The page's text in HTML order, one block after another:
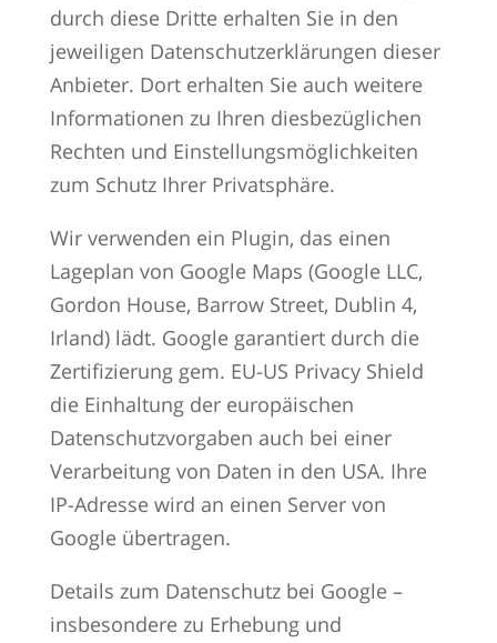
durch diese Dritte erhalten Sie in den
jeweiligen Datenschutzerklärungen dieser
Anbieter. Dort erhalten Sie auch weitere
Informationen zu Ihren diesbezüglichen
Rechten und Einstellungsmöglichkeiten
zum Schutz Ihrer Privatsphäre.
Wir verwenden ein Plugin, das einen
Lageplan von Google Maps (Google LLC,
Gordon House, Barrow Street, Dublin 4,
Irland) lädt. Google garantiert durch die
Zertifizierung gem. EU-US Privacy Shield
die Einhaltung der europäischen
Datenschutzvorgaben auch bei einer
Verarbeitung von Daten in den USA. Ihre
IP-Adresse wird an einen Server von
Google übertragen.
Details zum Datenschutz bei Google –
insbesondere zu Erhebung und